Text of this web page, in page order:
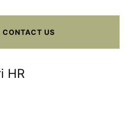
CONTACT US
HR